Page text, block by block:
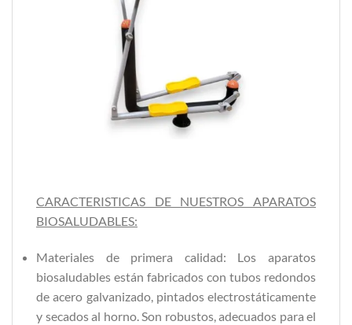
CARACTERISTICAS DE NUESTROS APARATOS
BIOSALUDABLES:
Materiales de primera calidad: Los aparatos
biosaludables están fabricados con tubos redondos
de acero galvanizado, pintados electrostáticamente
y secados al horno. Son robustos, adecuados para el